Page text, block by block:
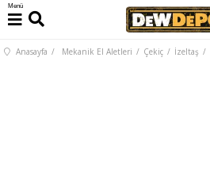
Menü
Anasayfa Mekanik El Aletleri Çekiç İzeltaş